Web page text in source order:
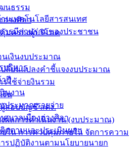
นเทคโนโลยีสารสนเทศ
ารมีส่วนร่วมของประชาชน
นเงินงบประมาณ
ปลี่ยนแปลงคำชี้แจงงบประมาณ
รใช้จ่ายงินรวม
งิน
สอบบัญชี สตง.
ผลการดำเนินงาน (งบประมาณ)
ใน การควบคุมภายใน จัดการความ
นธรรม
อ่างศิลา
มครองผู้บริโภค
บริหาร
ปี
นงาน
ประมาณรายจ่าย
บาลเมืองอ่างศิลา
ดตามและประเมินผลฯ
รปฏิบัติงานตามนโยบายนายก